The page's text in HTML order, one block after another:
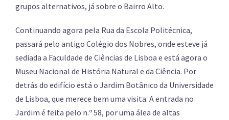
grupos alternativos, já sobre o Bairro Alto.
Continuando agora pela Rua da Escola Politécnica,
passará pelo antigo Colégio dos Nobres, onde esteve já
sediada a Faculdade de Ciências de Lisboa e está agora o
Museu Nacional de História Natural e da Ciência. Por
detrás do edifício está o Jardim Botânico da Universidade
de Lisboa, que merece bem uma visita. A entrada no
Jardim é feita pelo n.º 58, por uma álea de altas